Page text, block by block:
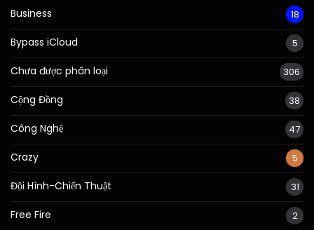
Business 18
Bypass iCloud 5
Chưa được phân loại 306
Cộng Đồng 38
Công Nghệ 47
Crazy 5
Đội Hình-Chiến Thuật 31
Free Fire 2